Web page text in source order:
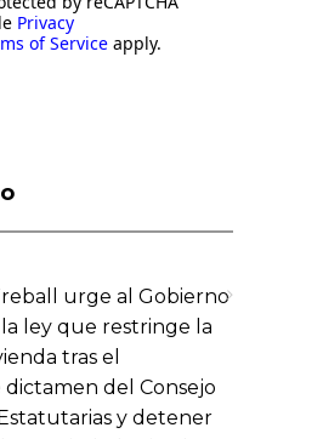
Privacy
of Service apply.
urge al Gobierno
ley que restringe la
tras el
del Consejo
y detener